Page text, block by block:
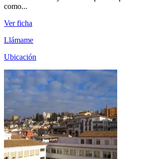
como...
Ver ficha
Llámame
Ubicación